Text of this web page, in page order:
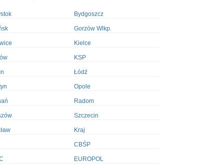
Bydgoszcz
Gorzów Wlkp.
Kielce
KSP
Łódź
Opole
Radom
Szczecin
Kraj
CBŚP
EUROPOL